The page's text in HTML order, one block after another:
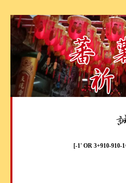
[-1' OR 3+910-910-